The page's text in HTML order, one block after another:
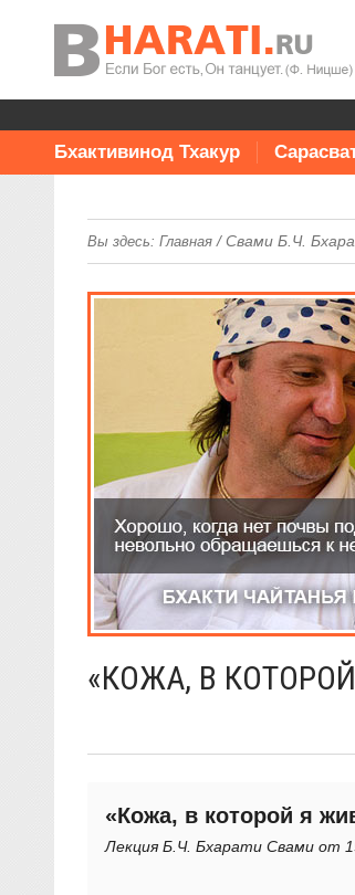
Бхактивинод Тхакур
Вы здесь: Главная/Свами Б.Ч.
«КОЖА, В
«Кожа, в которой я
Лекция Б.Ч. Бхарати Свами от